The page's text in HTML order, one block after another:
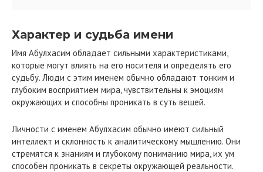
Характер и судьба имени
Имя Абулхасим обладает сильными характеристиками,
которые могут влиять на его носителя и определять его
судьбу. Люди с этим именем обычно обладают тонким и
глубоким восприятием мира, чувствительны к эмоциям
окружающих и способны проникать в суть вещей.
Личности с именем Абулхасим обычно имеют сильный
интеллект и склонность к аналитическому мышлению. Они
стремятся к знаниям и глубокому пониманию мира, их ум
способен проникать в секреты окружающей реальности.